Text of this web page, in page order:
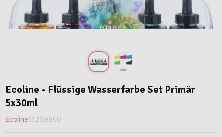
Ecoline • Flüssige Wasserfarbe Set Primär
5x30ml
Ecoline11259900